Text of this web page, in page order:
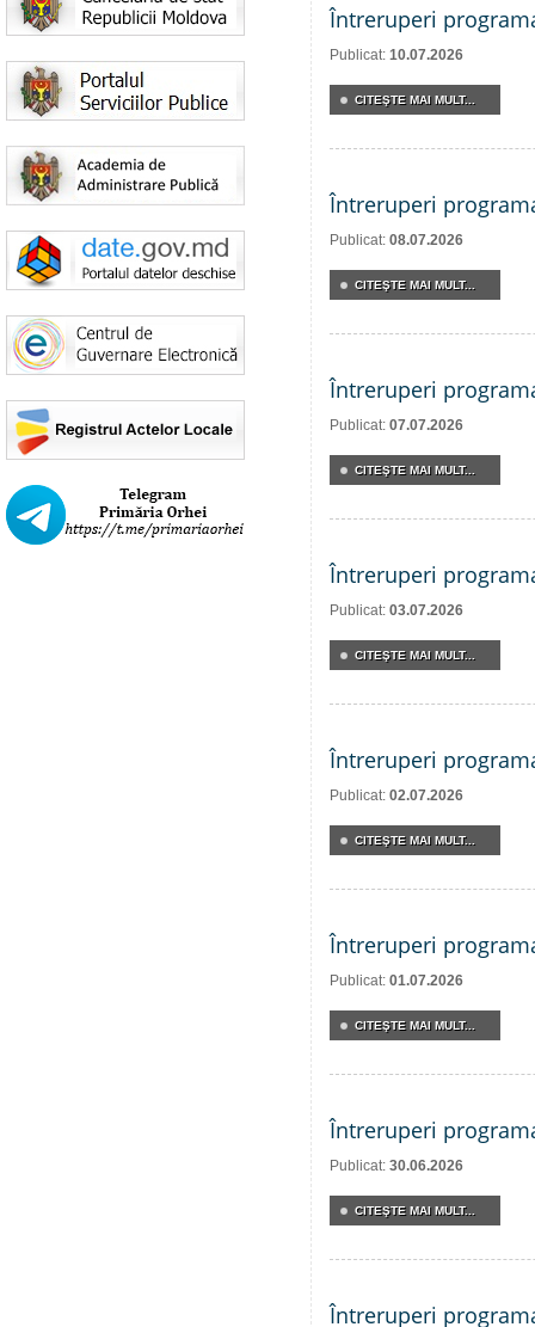
Întreruperi
Publicat: 10.07.2026
CITEŞTE MAI MULT...
Întreruperi
Publicat: 08.07.2026
CITEŞTE MAI MULT...
Întreruperi
Publicat: 07.07.2026
CITEŞTE MAI MULT...
Întreruperi
Publicat: 03.07.2026
CITEŞTE MAI MULT...
Întreruperi
Publicat: 02.07.2026
CITEŞTE MAI MULT...
Întreruperi
Publicat: 01.07.2026
CITEŞTE MAI MULT...
Întreruperi
Publicat: 30.06.2026
CITEŞTE MAI MULT...
Întreruperi